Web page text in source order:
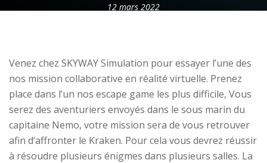
12 mars 2022
Venez chez SKYWAY Simulation pour essayer l’une des
nos mission collaborative en réalité virtuelle. Prenez
place dans l’un nos escape game les plus difficile, Vous
serez des aventuriers envoyés dans le sous marin du
capitaine Nemo, votre mission sera de vous retrouver
afin d’affronter le Kraken. Pour cela vous devrez réussir
à résoudre plusieurs énigmes dans plusieurs salles. La